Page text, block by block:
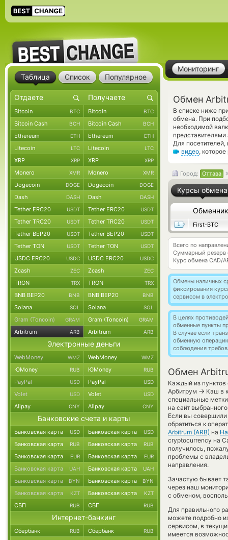
Мониторинг
Обмен
В списке ниже
обмена. При
необходимой
Для
видео,
Город: Оттава
Курсы обмена
Обменник
First-BTC
Всего по
Суммарный резерв
Курс обмена CAD/
Обмены наличных
фиксирования
сервисом в
В целях
обменные пункты
В случае если
обменную
соблюдения
Обмен
Каждый из пунктов
Арбитрум → Кэш в
специальные
на сайт
Если вы совершили
обратиться к
Arbitrum (ARB) на
cryptocurrency на
получилось,
проблемы с
направления.
Зачастую бывает
через наш
с обменом,
Для правильного
можете подробно
сервисом, в
имеется
Таблица Список Популярное
Bitcoin BTC Bitcoin BTC
Bitcoin Cash BCH Bitcoin Cash BCH
Ethereum ETH Ethereum ETH
Litecoin LTC Litecoin LTC
XRP XRP XRP XRP
Monero XMR Monero XMR
Dogecoin DOGE Dogecoin DOGE
Dash DASH Dash DASH
Tether ERC20 USDT Tether ERC20 USDT
Tether TRC20 USDT Tether TRC20 USDT
Tether BEP20 USDT Tether BEP20 USDT
Tether TON USDT Tether TON USDT
USDC ERC20 USDC USDC ERC20 USDC
Zcash ZEC Zcash ZEC
TRON TRX TRON TRX
BNB BEP20 BNB BNB BEP20 BNB
Solana SOL Solana SOL
Gram (Toncoin) GRAM Gram (Toncoin) GRAM
Arbitrum ARB Arbitrum ARB
Электронные деньги
WebMoney WMZ WebMoney WMZ
ЮMoney RUB ЮMoney RUB
PayPal USD PayPal USD
Volet USD Volet USD
Alipay CNY Alipay CNY
Банковские счета и карты
Банковская карта USD Банковская карта USD
Банковская карта RUB Банковская карта RUB
Банковская карта EUR Банковская карта EUR
Банковская карта UAH Банковская карта UAH
Банковская карта BYN Банковская карта BYN
Банковская карта KZT Банковская карта KZT
СБП RUB СБП RUB
Интернет-банкинг
Сбербанк RUB Сбербанк RUB